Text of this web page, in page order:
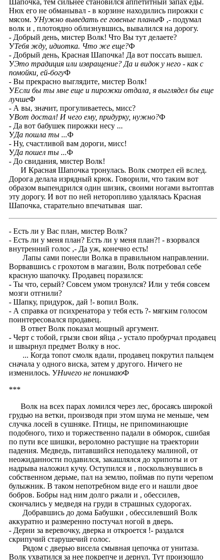
Шапочка, тем сильнее становился аппетитный запах еды.
Нюх его не обманывал - в корзине находились пирожки с
мясом. УНужно выведать ее говеные планыФ ,- подумал
волк и , плотоядно облизнувшись, вывалился на дорогу.
- Добрый день, мистер Волк! Что Вы тут делаете?
УТебя жду, идиотка. Что же еще?Ф
- Добрый день, Красная Шапочка! Да вот поссать вышел.
УЭто традиция или извращение? Да и видок у него - как с
помойки, ей-богуФ
- Вы прекрасно выглядите, мистер Волк!
УЕсли бы ты мне еще и пирожки отдала, я выглядел бы еще
лучшеФ
- А вы, значит, прогуливаетесь, мисс?
УВот достал! И чего ему, придурку, нужно?Ф
- Да вот бабушек пирожки несу ...
УДа пошла ты ...Ф
- Ну, счастливой вам дороги, мисс!
УДа пошел ты ...Ф
- До свидания, мистер Волк!
И Красная Шапочка тронулась. Волк смотрел ей вслед.
Дорога делала изрядный крюк. Говорили, что таким вот
образом выпендрился один шизик, своими ногами вытоптав
эту дорогу. И вот по ней неторопливо удалялась Красная
Шапочка, старательно впечатывая шаг.
- Есть ли у Вас план, мистер Волк?
- Есть ли у меня план? Есть ли у меня план?! - взорвался
внутренний голос ,- Да уж, конечно есть!
Лапы сами понесли Волка в правильном направлении.
Ворвавшись с грохотом в магазин, Волк потребовал себе
красную шапочку. Продавец поразился:
- Ты что, серый? Совсем умом тронулся? Или у тебя совсем
мозги отгнили?
- Шапку, придурок, дай !- вопил Волк.
- А справка от психренатора у тебя есть ?- мягким голосом
поинтересовался продавец.
В ответ Волк показал мощный аргумент.
- Черт с тобой, грызи свои яйца ,- устало пробурчал продавец
и швырнул предмет Волку в нос.
... Когда топот смолк вдали, продавец покрутил пальцем
сначала у одного виска, затем у другого. Ничего не
изменилось. УНичего не понимаюФ
***
Волк на всех парах ломился через лес, бросаясь широкой
грудью на ветки, производя при этом шума не меньше, чем
случка лосей в сушняке. Птицы, не припоминающие
подобного, тихо и торжественно падали в обморок, сшибая
по пути все шишки, вероломно растущие на траектории
падения. Медведь, питавшийся неподалеку малиной, от
неожиданности подавился, закашлялся до хрипоты и от
надрыва наложил кучу. Оступился и , поскользнувшись в
собственном дерьме, пал на землю, поймав по пути черепом
булыжник. В таком непотребном виде его и нашли двое
бобров. Бобры над ним долго ржали и , обессилев,
скончались у медведя на груди в страшных судорогах.
Добравшись до дома Бабушки , обессилевший Волк
аккуратно и размеренно постучал ногой в дверь.
- Дерни за веревочку, дверка и откроется !- раздался
скрипучий старушечий голос.
Рядом с дверью висела смывная цепочка от унитаза.
Волк ухватился за нее покрепче и дернул. Тут произошло